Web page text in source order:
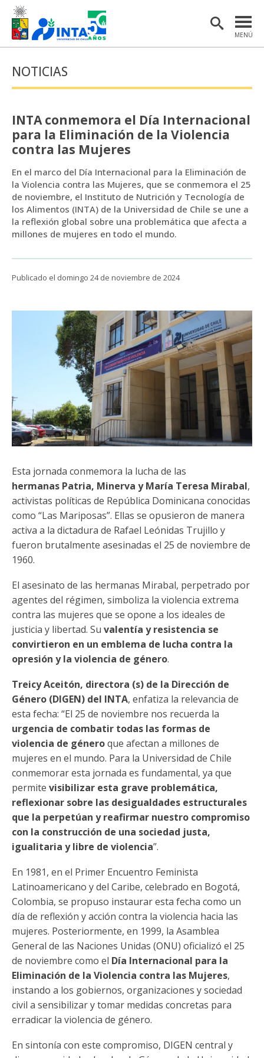
MENÚ
INSTITUTO
INVESTIGACIÓN
EXTENSIÓN Y COMUNICACIONES
MATERIAL DE INTERÉS
ENGLISH
Estudiantes
NOTICIAS
INTA conmemora el Día Internacional
para la Eliminación de la Violencia
contra las Mujeres
En el marco del Día Internacional para la Eliminación de
la Violencia contra las Mujeres, que se conmemora el 25
de noviembre, el Instituto de Nutrición y Tecnología de
los Alimentos (INTA) de la Universidad de Chile se une a
la reflexión global sobre una problemática que afecta a
millones de mujeres en todo el mundo.
Publicado el domingo 24 de noviembre de 2024
Esta jornada conmemora la lucha de las
hermanas Patria, Minerva y María Teresa Mirabal,
activistas políticas de República Dominicana conocidas
como “Las Mariposas”. Ellas se opusieron de manera
activa a la dictadura de Rafael Leónidas Trujillo y
fueron brutalmente asesinadas el 25 de noviembre de
1960.
El asesinato de las hermanas Mirabal, perpetrado por
agentes del régimen, simboliza la violencia extrema
contra las mujeres que se opone a los ideales de
justicia y libertad. Su valentía y resistencia se
convirtieron en un emblema de lucha contra la
opresión y la violencia de género.
Treicy Aceitón, directora (s) de la Dirección de
Género (DIGEN) del INTA, enfatiza la relevancia de
esta fecha: “El 25 de noviembre nos recuerda la
urgencia de combatir todas las formas de
violencia de géneroque afectan a millones de
mujeres en el mundo. Para la Universidad de Chile
conmemorar esta jornada es fundamental, ya que
permite visibilizar esta grave problemática,
reflexionar sobre las desigualdades estructurales
que la perpetúan y reafirmar nuestro compromiso
con la construcción de una sociedad justa,
igualitaria y libre de violencia”.
En 1981, en el Primer Encuentro Feminista
Latinoamericano y del Caribe, celebrado en Bogotá,
Colombia, se propuso instaurar esta fecha como un
día de reflexión y acción contra la violencia hacia las
mujeres. Posteriormente, en 1999, la Asamblea
General de las Naciones Unidas (ONU) oficializó el 25
de noviembre como el Día Internacional para la
Eliminación de la Violencia contra las Mujeres,
instando a los gobiernos, organizaciones y sociedad
civil a sensibilizar y tomar medidas concretas para
erradicar la violencia de género.
En sintonía con este compromiso, DIGEN central y